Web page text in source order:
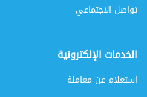
تواصل الاجتماعي
الخدمات الإلكترونية
استعلام عن معاملة